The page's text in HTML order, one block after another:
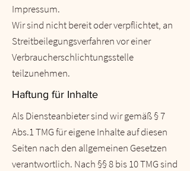
Impressum.
Wir sind nicht bereit oder verpflichtet, an
Streitbeilegungsverfahren vor einer
Verbraucherschlichtungsstelle
teilzunehmen.
Haftung für Inhalte
Als Diensteanbieter sind wir gemäß § 7
Abs.1 TMG für eigene Inhalte auf diesen
Seiten nach den allgemeinen Gesetzen
verantwortlich. Nach §§ 8 bis 10 TMG sind